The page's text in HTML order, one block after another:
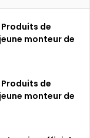
de
monteur de
de
monteur de